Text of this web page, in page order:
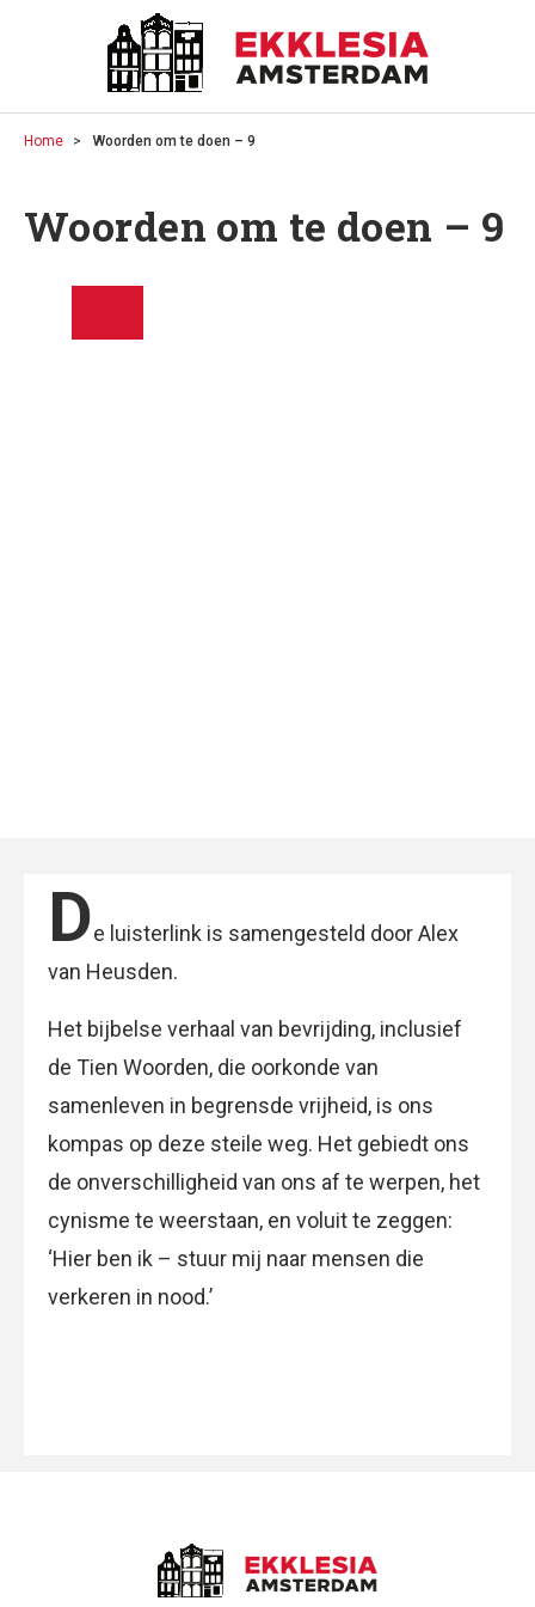
Home Woorden om te doen – 9
Woorden om te doen – 9
De luisterlink is samengesteld door Alex
van Heusden.
Het bijbelse verhaal van bevrijding, inclusief
de Tien Woorden, die oorkonde van
samenleven in begrensde vrijheid, is ons
kompas op deze steile weg. Het gebiedt ons
de onverschilligheid van ons af te werpen, het
cynisme te weerstaan, en voluit te zeggen:
‘Hier ben ik – stuur mij naar mensen die
verkeren in nood.’